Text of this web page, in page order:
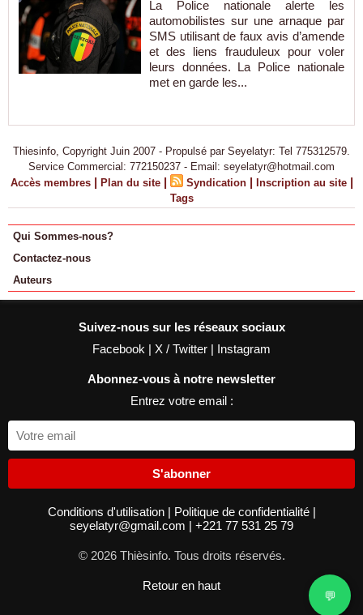
La Police nationale alerte les
automobilistes sur une arnaque par
SMS utilisant de faux avis d’amende
et des liens frauduleux pour voler
leurs données. La Police nationale
met en garde les...
Thiesinfo, Copyright Juin 2007 - Propulsé par Seyelatyr: Tel 775312579.
Service Commercial: 772150237 - Email: seyelatyr@hotmail.com
Accès membres | Plan du site | Syndication | Inscription au site |
Tags
Qui Sommes-nous?
Contactez-nous
Auteurs
Suivez-nous sur les réseaux sociaux
Facebook | X / Twitter | Instagram
Abonnez-vous à notre newsletter
Entrez votre email :
S'abonner
Conditions d'utilisation | Politique de confidentialité |
seyelatyr@gmail.com | +221 77 531 25 79
© 2026 Thièsinfo. Tous droits réservés.
Retour en haut
💬